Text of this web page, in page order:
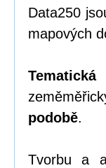
Data250
mapových
podobě.
Tvorbu a